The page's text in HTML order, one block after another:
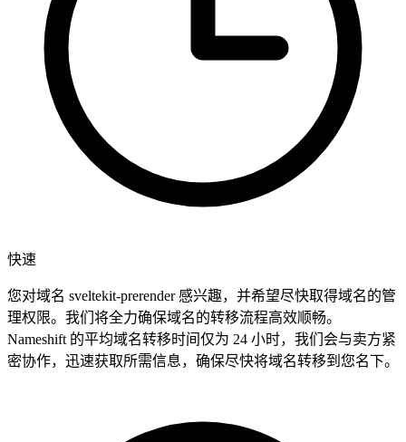
快速
您对域名 sveltekit-prerender 感兴趣，并希望尽快取得域名的管
理权限。我们将全力确保域名的转移流程高效顺畅。
Nameshift 的平均域名转移时间仅为 24 小时，我们会与卖方紧
密协作，迅速获取所需信息，确保尽快将域名转移到您名下。